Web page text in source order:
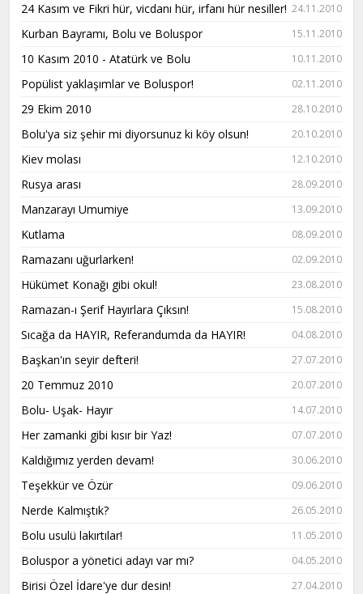
24 Kasım ve Fikri hür, vicdanı hür, irfanı hür nesiller! 24.11.2010
Kurban Bayramı, Bolu ve Boluspor 15.11.2010
10 Kasım 2010 - Atatürk ve Bolu 10.11.2010
Popülist yaklaşımlar ve Boluspor! 02.11.2010
29 Ekim 2010 28.10.2010
Bolu'ya siz şehir mi diyorsunuz ki köy olsun! 20.10.2010
Kiev molası 12.10.2010
Rusya arası 28.09.2010
Manzarayı Umumiye 13.09.2010
Kutlama 08.09.2010
Ramazanı uğurlarken! 02.09.2010
Hükümet Konağı gibi okul! 23.08.2010
Ramazan-ı Şerif Hayırlara Çıksın! 15.08.2010
Sıcağa da HAYIR, Referandumda da HAYIR! 04.08.2010
Başkan'ın seyir defteri! 27.07.2010
20 Temmuz 2010 20.07.2010
Bolu- Uşak- Hayır 14.07.2010
Her zamanki gibi kısır bir Yaz! 07.07.2010
Kaldığımız yerden devam! 30.06.2010
Teşekkür ve Özür 09.06.2010
Nerde Kalmıştık? 26.05.2010
Bolu usulü lakırtılar! 11.05.2010
Boluspor a yönetici adayı var mı? 04.05.2010
Birisi Özel İdare'ye dur desin! 27.04.2010